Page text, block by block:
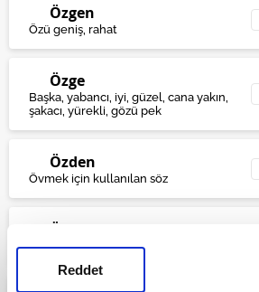
Reddet
Özgen
Özü geniş, rahat
Özge
Başka, yabancı, iyi, güzel, cana yakın,
şakacı, yürekli, gözü pek
Özden
Övmek için kullanılan söz
Övünç
Samimi, içten